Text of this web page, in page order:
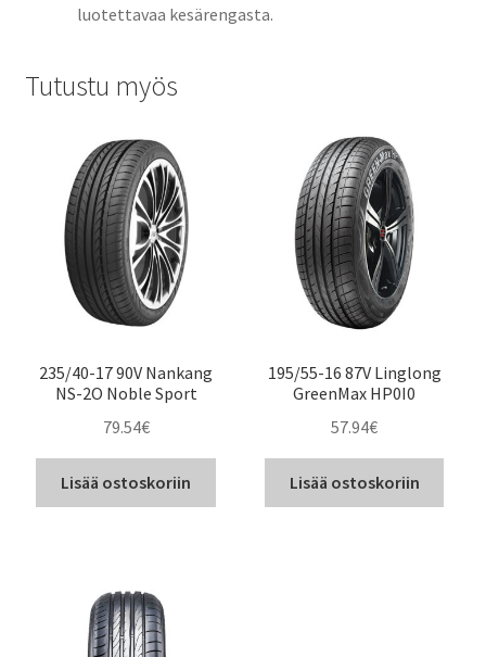
luotettavaa kesärengasta.
Tutustu myös
235/40-17 90V Nankang
NS-2O Noble Sport
79.54€
Lisää ostoskoriin
195/55-16 87V Linglong
GreenMax HP0I0
57.94€
Lisää ostoskoriin